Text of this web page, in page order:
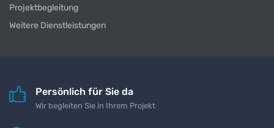
Projektbegleitung
Weitere Dienstleistungen
Persönlich für Sie da
Wir begleiten Sie in Ihrem Projekt